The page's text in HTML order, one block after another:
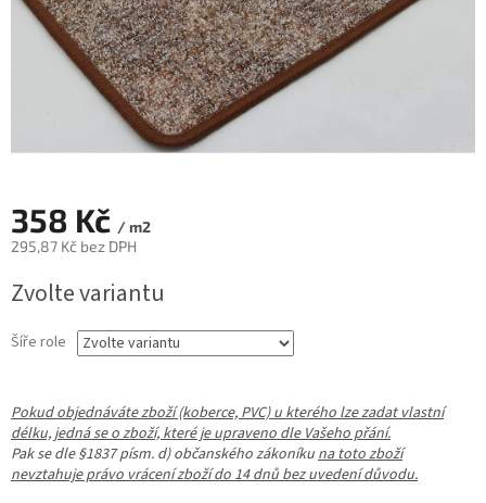
358 Kč / m2
295,87 Kč bez DPH
cena:
Zvolte variantu
Šíře role
Pokud objednáváte zboží (koberce, PVC) u kterého lze zadat vlastní
délku, jedná se o zboží, které je upraveno dle Vašeho přání.
Pak se dle §1837 písm. d) občanského zákoníku na toto zboží
nevztahuje právo vrácení zboží do 14 dnů bez uvedení důvodu.